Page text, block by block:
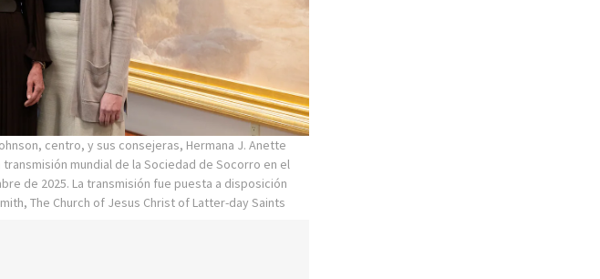
centro, y sus consejeras, Hermana J. Anette
mundial de la Sociedad de Socorro en el
de 2025. La transmisión fue puesta a disposición
The Church of Jesus Christ of Latter-day Saints